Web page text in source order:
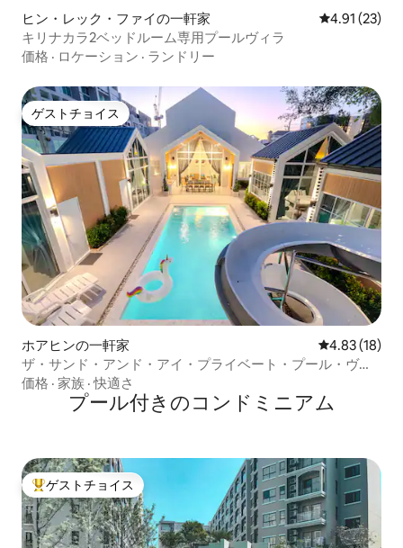
ヒン・レック・ファイの一軒家 レビュー23
4.91 (23)
キリナカラ2ベッドルーム専用プールヴィラ
価格 · ロケーション · ランドリー
ゲストチョイス
ゲストチョイス
ホアヒンの一軒家 レビュー18
4.83 (18)
ザ・サンド・アンド・アイ・プライベート・プール・ヴィ
ラ・ニア・ビーチ
価格 · 家族 ·快適さ
プール付きのコンドミニアム
大好評のゲストチョイスです。
ゲストチョイス